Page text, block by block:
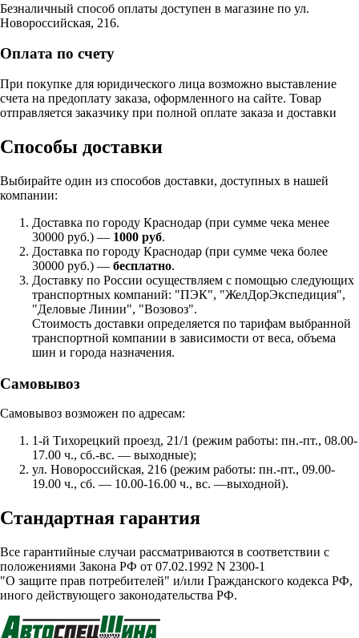
Безналичный способ оплаты доступен в магазине по ул.
Новороссийская, 216.
Оплата по счету
При покупке для юридического лица возможно выставление
счета на предоплату заказа, оформленного на сайте. Товар
отправляется заказчику при полной оплате заказа и доставки
Способы доставки
Выбирайте один из способов доставки, доступных в нашей
компании:
Доставка по городу Краснодар (при сумме чека менее
30000 руб.) — 1000 руб.
Доставка по городу Краснодар (при сумме чека более
30000 руб.) — бесплатно.
Доставку по России осуществляем с помощью следующих
транспортных компаний: "ПЭК", "ЖелДорЭкспедиция",
"Деловые Линии", "Возовоз".
Стоимость доставки определяется по тарифам выбранной
транспортной компании в зависимости от веса, объема
шин и города назначения.
Самовывоз
Самовывоз возможен по адресам:
1-й Тихорецкий проезд, 21/1 (режим работы: пн.-пт., 08.00-
17.00 ч., сб.-вс. — выходные);
ул. Новороссийская, 216 (режим работы: пн.-пт., 09.00-
19.00 ч., сб. — 10.00-16.00 ч., вс. —выходной).
Стандартная гарантия
Все гарантийные случаи рассматриваются в соответствии с
положениями Закона РФ от 07.02.1992 N 2300-1
"О защите прав потребителей" и/или Гражданского кодекса РФ,
иного действующего законодательства РФ.